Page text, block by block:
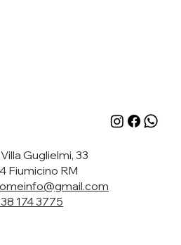
Guglielmi, 33
Fiumicino RM
174 3775